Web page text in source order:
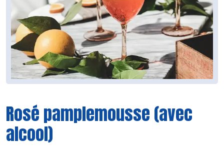
Rosé pamplemousse (avec
alcool)